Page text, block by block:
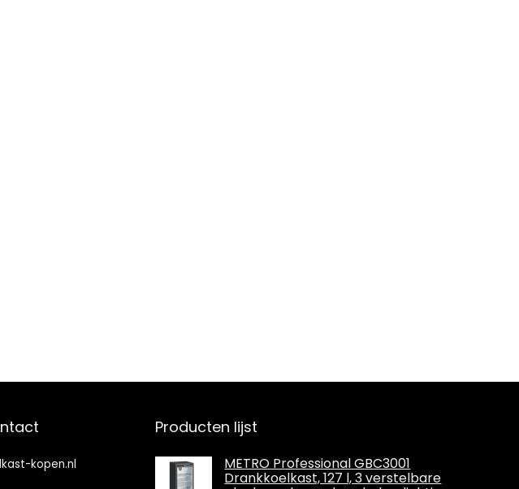
kopen.nl
Producten lijst
METRO Professional GBC3001
Drankkoelkast, 127 l, 3 verstelbare